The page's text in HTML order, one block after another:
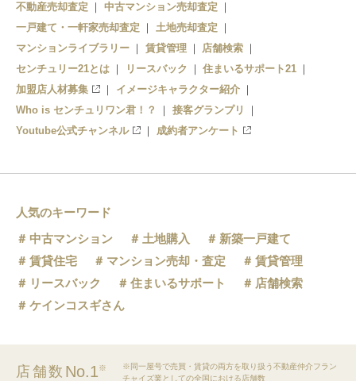
不動産売却査定
中古マンション売却査定
一戸建て・一軒家売却査定
土地売却査定
マンションライブラリー
賃貸管理
店舗検索
センチュリー21とは
リースバック
住まいるサポート21
加盟店人材募集
イメージキャラクター紹介
Who is センチュリワン君！？
接客グランプリ
Youtube公式チャンネル
成約者アンケート
人気のキーワード
中古マンション
土地購入
新築一戸建て
賃貸住宅
マンション売却・査定
賃貸管理
リースバック
住まいるサポート
店舗検索
ケインコスギさん
店舗数 No.1※
※同一屋号で売買・賃貸の両方を取り扱う不動産仲介フラン
チャイズ業としての全国における店舗数